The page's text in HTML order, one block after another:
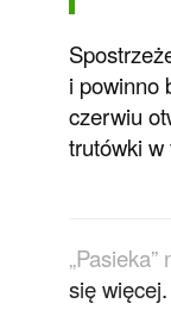
i powinno
czerwiu
trutówki
„Pasieka”
się więcej.